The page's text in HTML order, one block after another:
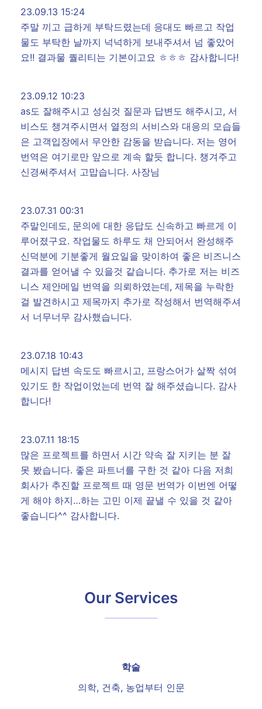
23.09.13 15:24
주말 끼고 급하게 부탁드렸는데 응대도 빠르고 작업
물도 부탁한 날까지 넉넉하게 보내주셔서 넘 좋았어
요!! 결과물 퀄리티는 기본이고요 ㅎㅎㅎ 감사합니다!
23.09.12 10:23
as도 잘해주시고 성심것 질문과 답변도 해주시고, 서
비스도 챙겨주시면서 열정의 서비스와 대응의 모습들
은 고객입장에서 무안한 감동을 받습니다. 저는 영어
번역은 여기로만 앞으로 계속 할듯 합니다. 챙겨주고
신경써주셔서 고맙습니다. 사장님
23.07.31 00:31
주말인데도, 문의에 대한 응답도 신속하고 빠르게 이
루어졌구요. 작업물도 하루도 채 안되어서 완성해주
신덕분에 기분좋게 월요일을 맞이하여 좋은 비즈니스
결과를 얻어낼 수 있을것 같습니다. 추가로 저는 비즈
니스 제안메일 번역을 의뢰하였는데, 제목을 누락한
걸 발견하시고 제목까지 추가로 작성해서 번역해주셔
서 너무너무 감사했습니다.
23.07.18 10:43
메시지 답변 속도도 빠르시고, 프랑스어가 살짝 섞여
있기도 한 작업이었는데 번역 잘 해주셨습니다. 감사
합니다!
23.07.11 18:15
많은 프로젝트를 하면서 시간 약속 잘 지키는 분 잘
못 봤습니다. 좋은 파트너를 구한 것 같아 다음 저희
회사가 추진할 프로젝트 때 영문 번역가 이번엔 어떻
게 해야 하지…하는 고민 이제 끝낼 수 있을 것 같아
좋습니다^^ 감사합니다.
Our Services
학술
의학, 건축, 농업부터 인문